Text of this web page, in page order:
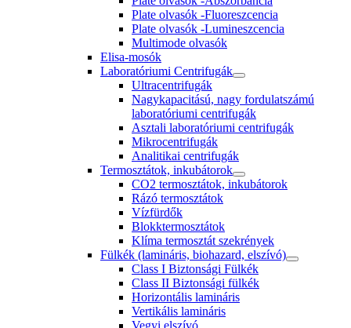
Plate olvasók -Fluoreszcencia
Plate olvasók -Lumineszcencia
Multimode olvasók
Elisa-mosók
Laboratóriumi Centrifugák
Ultracentrifugák
Nagykapacitású, nagy fordulatszámú
laboratóriumi centrifugák
Asztali laboratóriumi centrifugák
Mikrocentrifugák
Analitikai centrifugák
Termosztátok, inkubátorok
CO2 termosztátok, inkubátorok
Rázó termosztátok
Vízfürdők
Blokktermosztátok
Klíma termosztát szekrények
Fülkék (lamináris, biohazard, elszívó)
Class I Biztonsági Fülkék
Class II Biztonsági fülkék
Horizontális lamináris
Vertikális lamináris
Vegyi elszívó